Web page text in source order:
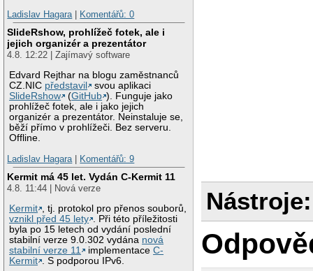
Ladislav Hagara | Komentářů: 0
SlideRshow, prohlížeč fotek, ale i
jejich organizér a prezentátor
4.8. 12:22 | Zajímavý software
Edvard Rejthar na blogu zaměstnanců
CZ.NIC představil
svou aplikaci
SlideRshow
(GitHub ). Funguje jako
prohlížeč fotek, ale i jako jejich
organizér a prezentátor. Neinstaluje se,
běží přímo v prohlížeči. Bez serveru.
Offline.
Ladislav Hagara | Komentářů: 9
Kermit má 45 let. Vydán C-Kermit 11
4.8. 11:44 | Nová verze
Kermit , tj. protokol pro přenos souborů,
vznikl před 45 lety . Při této příležitosti
byla po 15 letech od vydání poslední
stabilní verze 9.0.302 vydána nová
stabilní verze 11
implementaceC-
Kermit . S podporou IPv6.
Nástroje: